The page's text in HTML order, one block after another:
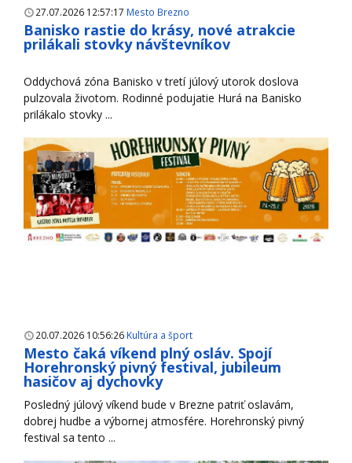
27.07.2026 12:57:17 Mesto Brezno
Banisko rastie do krásy, nové atrakcie
prilákali stovky návštevníkov
Oddychová zóna Banisko v tretí júlový utorok doslova
pulzovala životom. Rodinné podujatie Hurá na Banisko
prilákalo stovky ...
20.07.2026 10:56:26 Kultúra a šport
Mesto čaká víkend plný osláv. Spojí
Horehronský pivný festival, jubileum
hasičov aj dychovky
Posledný júlový víkend bude v Brezne patriť oslavám,
dobrej hudbe a výbornej atmosfére. Horehronský pivný
festival sa tento ...